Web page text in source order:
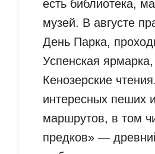
есть библиотека,
музей. В августе
День Парка,
Успенская ярмарка,
Кенозерские
интересных пеших
маршрутов, в том
предков» —